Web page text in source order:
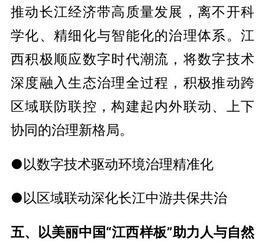
推动长江经济带高质量发展，离不开科
学化、精细化与智能化的治理体系。江
西积极顺应数字时代潮流，将数字技术
深度融入生态治理全过程，积极推动跨
区域联防联控，构建起内外联动、上下
协同的治理新格局。
●以数字技术驱动环境治理精准化
●以区域联动深化长江中游共保共治
五、以美丽中国“江西样板”助力人与自然